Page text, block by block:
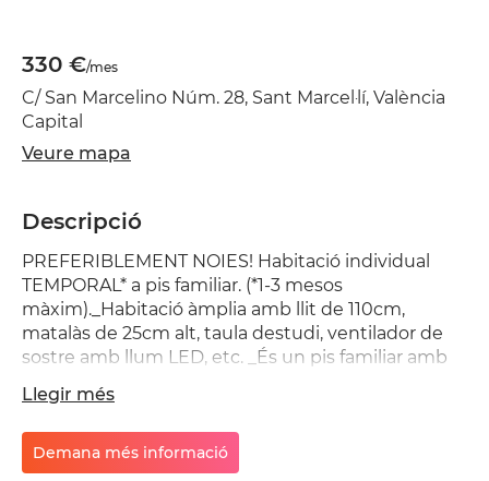
330 €/mes
C/ San Marcelino Núm. 28, Sant Marcel·lí, València
Capital
Veure mapa
Descripció
PREFERIBLEMENT NOIES! Habitació individual
TEMPORAL* a pis familiar. (*1-3 mesos
màxim)._Habitació àmplia amb llit de 110cm,
matalàs de 25cm alt, taula destudi, ventilador de
sostre amb llum LED, etc. _És un pis familiar amb
serveis NO ESTAN INCLOSES. TOTAL 380€
TOTAL_Fianza 1 mes_Si estàs interessada, no dubtis
en contactar-me._Whatsapp 617120898
Llegir més
Demana més informació